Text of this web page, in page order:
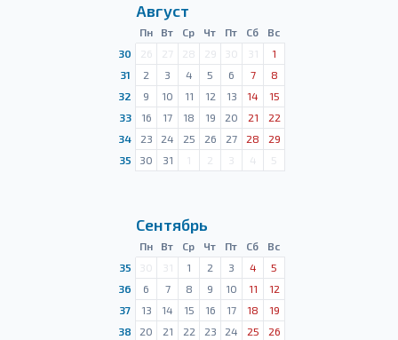
Август
Пн Вт Ср Чт Пт Сб
Вс
30
26 27 28 29 30 31
1
31
2 3 4 5 6 7
8
32
9 10 11 12 13 14
15
33
16 17 18 19 20 21
22
34
23 24 25 26 27 28
29
35
30 31 1 2 3 4 5
Сентябрь
Пн Вт Ср Чт Пт Сб
Вс
35
30 31 1 2 3 4
5
36
6 7 8 9 10 11
12
37
13 14 15 16 17 18
19
38
20 21 22 23 24 25
26